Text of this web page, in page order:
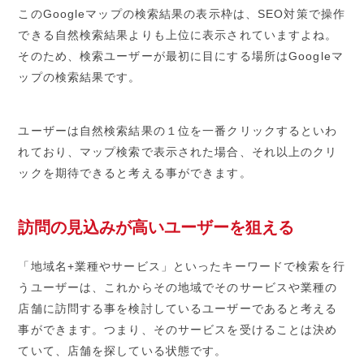
このGoogleマップの検索結果の表示枠は、SEO対策で操作
できる自然検索結果よりも上位に表示されていますよね。
そのため、検索ユーザーが最初に目にする場所はGoogleマ
ップの検索結果です。
ユーザーは自然検索結果の１位を一番クリックするといわ
れており、マップ検索で表示された場合、それ以上のクリ
ックを期待できると考える事ができます。
訪問の見込みが高いユーザーを狙える
「地域名+業種やサービス」といったキーワードで検索を行
うユーザーは、これからその地域でそのサービスや業種の
店舗に訪問する事を検討しているユーザーであると考える
事ができます。つまり、そのサービスを受けることは決め
ていて、店舗を探している状態です。